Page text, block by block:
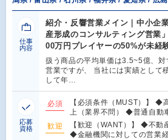
仕事
内容
紹介・反響営業メイン｜中小企
産形成のコンサルティング営業
00万円プレイヤーの50%が未経
扱う商品の平均単価は3.5~5億、対
営業ですが、 当社には実績として
して年…
応募
資格
必須
【必須条件（MUST）】
上（業界不問） ◆普通自動
歓迎
【歓迎（WANT）】 ◆不動
◆金融機関に対しての営業